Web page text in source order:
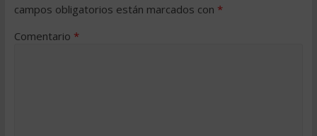
campos obligatorios están marcados con *
Comentario *